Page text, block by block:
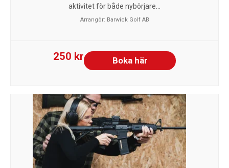
aktivitet för både nybörjare...
Arrangör: Barwick Golf AB
250 kr Boka här